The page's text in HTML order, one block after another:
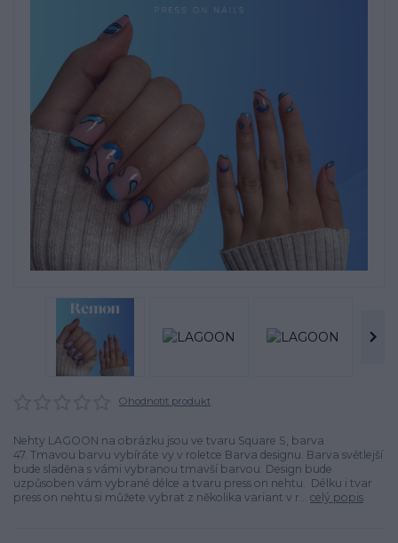
Ohodnotit produkt
Nehty LAGOON na obrázku jsou ve tvaru Square S, barva
47. Tmavou barvu vybíráte vy v roletce Barva designu. Barva světlejší
bude sladěna s vámi vybranou tmavší barvou. Design bude
uzpůsoben vám vybrané délce a tvaru press on nehtu. Délku i tvar
press on nehtu si můžete vybrat z několika variant v r... celý popis